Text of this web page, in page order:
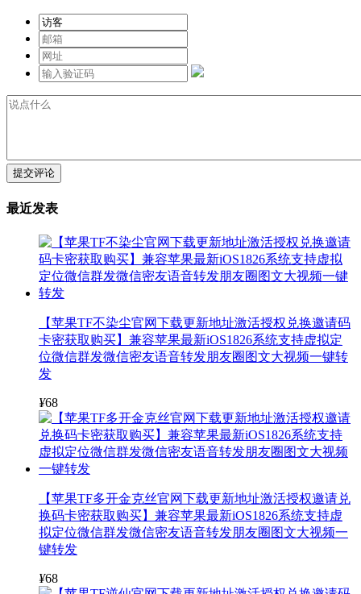
提交评论
最近发表
【苹果TF不染尘官网下载更新地址激活授权兑换邀请码
卡密获取购买】兼容苹果最新iOS1826系统支持虚拟定
位微信群发微信密友语音转发朋友圈图文大视频一键转
发
¥68
【苹果TF多开金克丝官网下载更新地址激活授权邀请兑
换码卡密获取购买】兼容苹果最新iOS1826系统支持虚
拟定位微信群发微信密友语音转发朋友圈图文大视频一
键转发
¥68